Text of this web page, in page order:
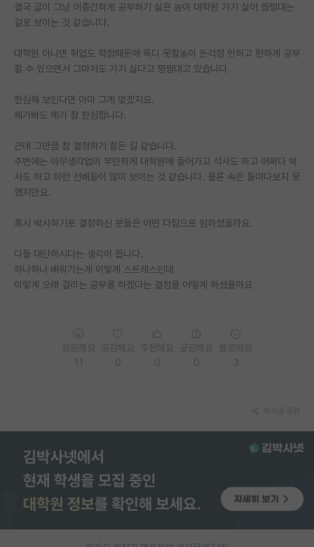
결국 글이 그냥 어중간하게 공부하기 싫은 놈이 대학원 가기 싫어 찡찡대는
걸로 보이는 것 같습니다.
대학원 아니면 취업도 학점때문에 똑디 못할놈이 돈걱정 안하고 편하게 공부
할 수 있으면서 그마저도 가기 싫다고 찡찡대고 있습니다.
한심해 보인다면 아마 그게 맞겠지요.
제가봐도 제가 참 한심합니다.
근데 그만큼 참 결정하기 힘든 길 같습니다.
주변에는 아무생각없이 무던하게 대학원에 들어가고 석사도 하고 어쩌다 박
사도 하고 이런 선배들이 많이 보이는 것 같습니다. 물론 속은 들여다보지 못
했지만요.
혹시 박사하기로 결정하신 분들은 어떤 다짐으로 임하셨을까요.
다들 대단하시다는 생각이 듭니다.
하나하나 배워가는게 이렇게 스트레스인데
이렇게 오래 걸리는 공부를 하겠다는 결정을 어떻게 하셨을까요